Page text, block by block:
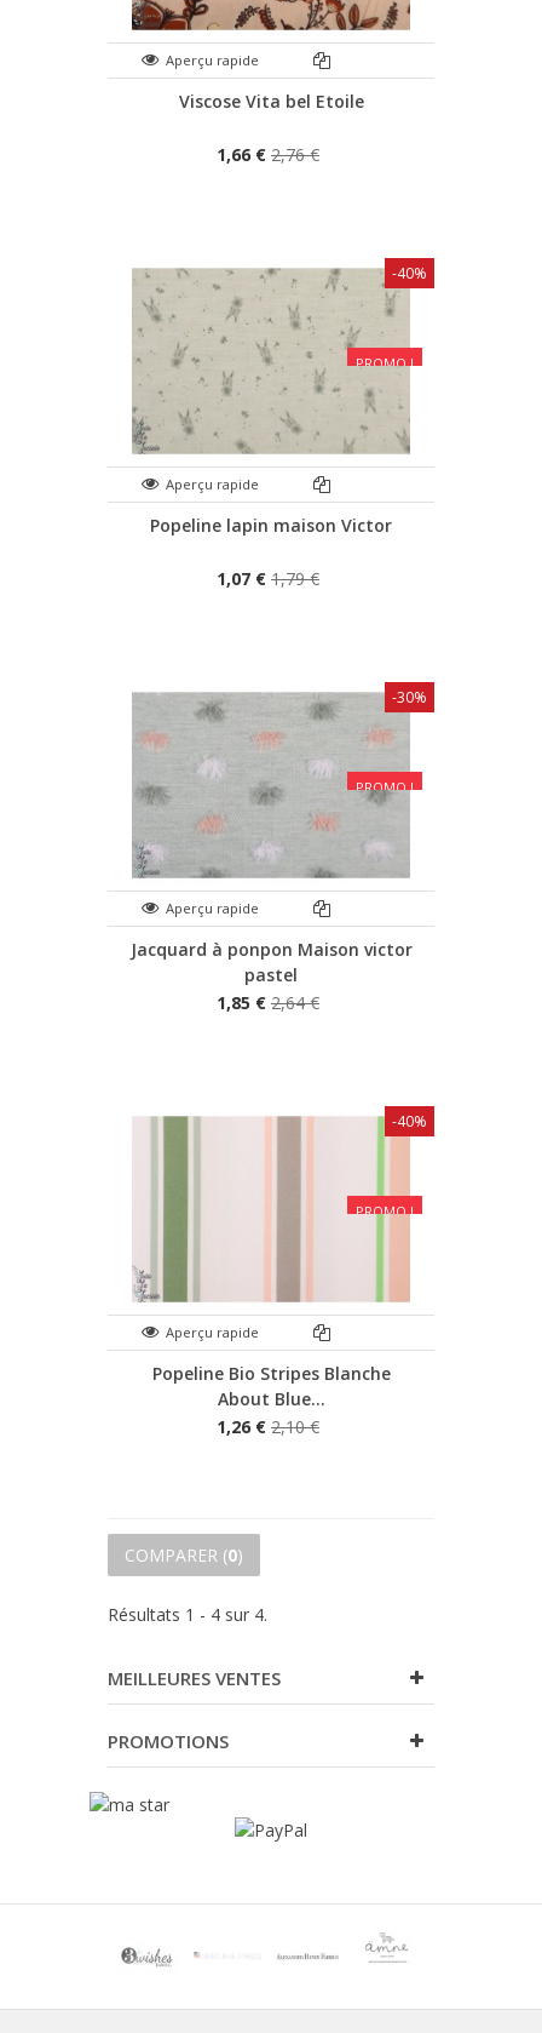
Aperçu rapide
Viscose Vita bel Etoile
1,66 € 2,76 €
PROMO !
Aperçu rapide
Popeline lapin maison Victor
1,07 € 1,79 €
-40%
PROMO !
Aperçu rapide
Jacquard à ponpon Maison victor
pastel
1,85 € 2,64 €
-30%
PROMO !
Aperçu rapide
Popeline Bio Stripes Blanche
About Blue...
1,26 € 2,10 €
-40%
COMPARER (0)
Résultats 1 - 4 sur 4.
MEILLEURES VENTES
PROMOTIONS